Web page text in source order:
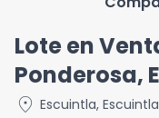
Lote en
Ponderosa,
location_on Escuintla, Escuintla